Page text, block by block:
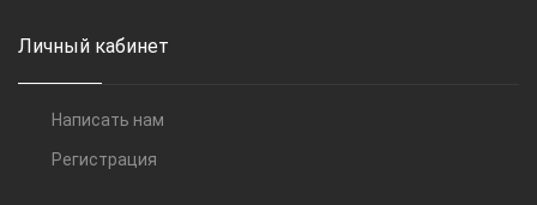
Личный кабинет
Написать нам
Регистрация